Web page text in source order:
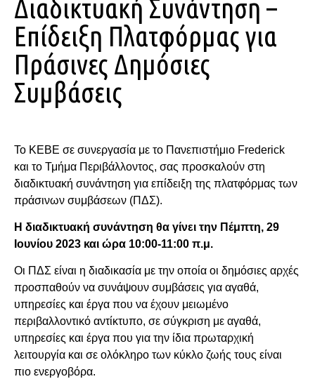
Διαδικτυακή Συνάντηση –
Επίδειξη Πλατφόρμας για
Πράσινες Δημόσιες
Συμβάσεις
Το ΚΕΒΕ σε συνεργασία με το Πανεπιστήμιο Frederick
και το Τμήμα Περιβάλλοντος, σας προσκαλούν στη
διαδικτυακή συνάντηση για επίδειξη της πλατφόρμας των
πράσινων συμβάσεων (ΠΔΣ).
Η διαδικτυακή συνάντηση θα γίνει την Πέμπτη, 29
Ιουνίου 2023 και ώρα 10:00-11:00 π.μ.
Οι ΠΔΣ είναι η διαδικασία με την οποία οι δημόσιες αρχές
προσπαθούν να συνάψουν συμβάσεις για αγαθά,
υπηρεσίες και έργα που να έχουν μειωμένο
περιβαλλοντικό αντίκτυπο, σε σύγκριση με αγαθά,
υπηρεσίες και έργα που για την ίδια πρωταρχική
λειτουργία και σε ολόκληρο των κύκλο ζωής τους είναι
πιο ενεργοβόρα.